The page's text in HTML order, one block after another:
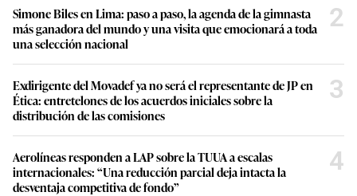
Simone Biles en Lima: paso a paso, la agenda de la gimnasta
más ganadora del mundo y una visita que emocionará a toda
una selección nacional
2
Exdirigente del Movadef ya no será el representante de JP en
Ética: entretelones de los acuerdos iniciales sobre la
distribución de las comisiones
3
Aerolíneas responden a LAP sobre la TUUA a escalas
internacionales: “Una reducción parcial deja intacta la
desventaja competitiva de fondo”
4